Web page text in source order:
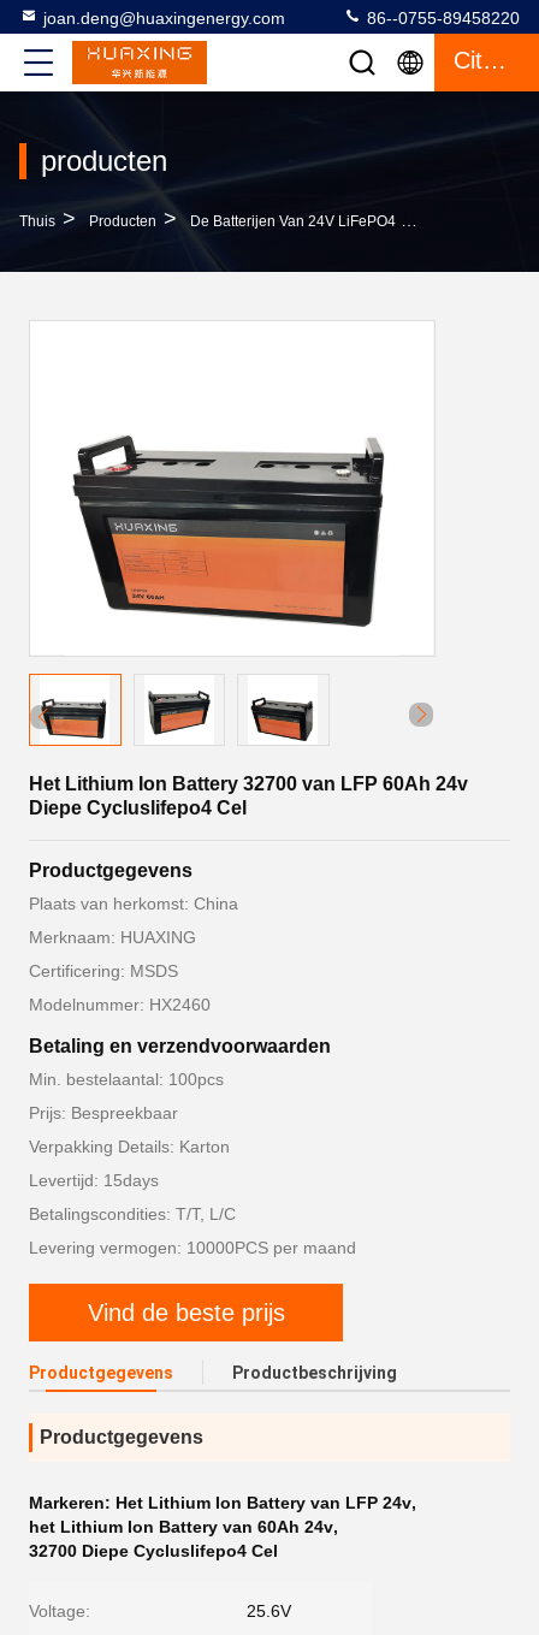
joan.deng@huaxingenergy.com 86--0755-89458220
Citaat
producten
Thuis > Producten > De Batterijen Van 24V LiFePO4 >
Het Lithium Ion Battery 32700 van LFP 60Ah 24v
Diepe Cycluslifepo4 Cel
Productgegevens
Plaats van herkomst: China
Merknaam: HUAXING
Certificering: MSDS
Modelnummer: HX2460
Betaling en verzendvoorwaarden
Min. bestelaantal: 100pcs
Prijs: Bespreekbaar
Verpakking Details: Karton
Levertijd: 15days
Betalingscondities: T/T, L/C
Levering vermogen: 10000PCS per maand
Vind de beste prijs
Productgegevens Productbeschrijving
Productgegevens
Markeren: Het Lithium Ion Battery van LFP 24v,
het Lithium Ion Battery van 60Ah 24v,
32700 Diepe Cycluslifepo4 Cel
Voltage: 25.6V